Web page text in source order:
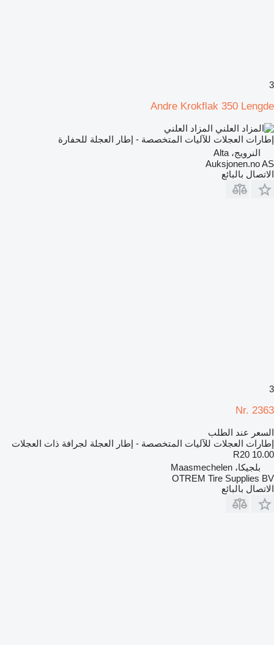
3
Andre Krokflak 350 Lengde
المزاد العلني
إطارات العجلات للآليات المتخصصة - إطار العجلة للحفارة
النرويج، Alta
Auksjonen.no AS
الاتصال بالبائع
3
Nr. 2363
السعر عند الطلب
إطارات العجلات للآليات المتخصصة - إطار العجلة لجرافة ذات العجلات
10.00 R20
بلجيكا، Maasmechelen
OTREM Tire Supplies BV
الاتصال بالبائع